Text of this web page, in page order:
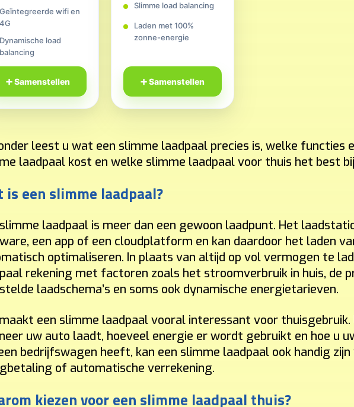
wifi en
load
➕ Samenstellen
Slimme load balancing
Laden met 100%
zonne-energie
➕ Samenstellen
leest u wat een slimme laadpaal precies is, welke functies
laadpaal kost en welke slimme laadpaal voor thuis het best
is een slimme laadpaal?
laadpaal is meer dan een gewoon laadpunt. Het
een app of een cloudplatform en kan daardoor het laden
optimaliseren. In plaats van altijd op vol vermogen te
rekening met factoren zoals het stroomverbruik in huis, de
laadschema’s en soms ook dynamische energietarieven.
een slimme laadpaal vooral interessant voor
uw auto laadt, hoeveel energie er wordt gebruikt en hoe u
bedrijfswagen heeft, kan een slimme laadpaal ook handig
of automatische verrekening.
kiezen voor een slimme laadpaal thuis?
die bij u past.